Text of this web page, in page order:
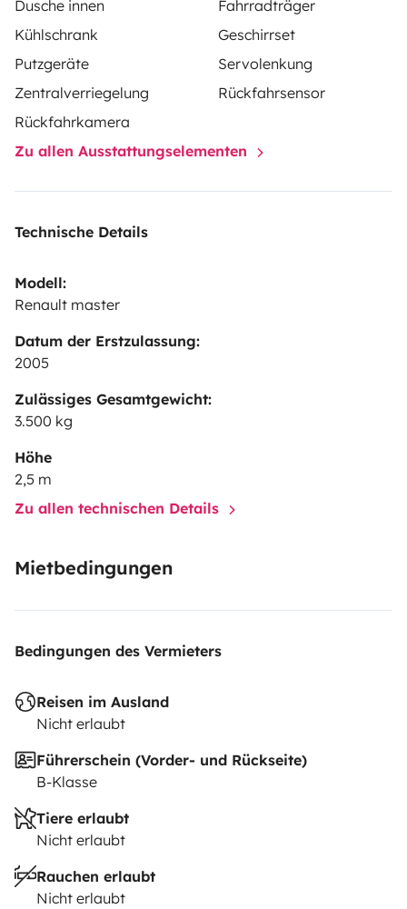
Dusche innen
Fahrradträger
Kühlschrank
Geschirrset
Putzgeräte
Servolenkung
Zentralverriegelung
Rückfahrsensor
Rückfahrkamera
Zu allen Ausstattungselementen
Technische Details
Modell:
Renault master
Datum der Erstzulassung:
2005
Zulässiges Gesamtgewicht:
3.500 kg
Höhe
2,5 m
Zu allen technischen Details
Mietbedingungen
Bedingungen des Vermieters
Reisen im Ausland
Nicht erlaubt
Führerschein (Vorder- und Rückseite)
B-Klasse
Tiere erlaubt
Nicht erlaubt
Rauchen erlaubt
Nicht erlaubt